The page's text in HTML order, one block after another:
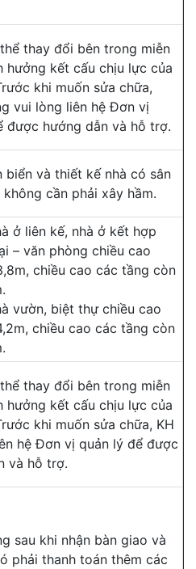
thay đổi bên trong miễn
hưởng kết cấu chịu lực của
khi muốn sửa chữa,
vui lòng liên hệ Đơn vị
được hướng dẫn và hỗ trợ.
biển và thiết kế nhà có sân
cần phải xây hầm.
ở liên kế, nhà ở kết hợp
– văn phòng chiều cao
chiều cao các tầng còn
vườn, biệt thự chiều cao
chiều cao các tầng còn
thay đổi bên trong miễn
hưởng kết cấu chịu lực của
khi muốn sửa chữa, KH
hệ Đơn vị quản lý để được
và hỗ trợ.
sau khi nhận bàn giao và
phải thanh toán thêm các